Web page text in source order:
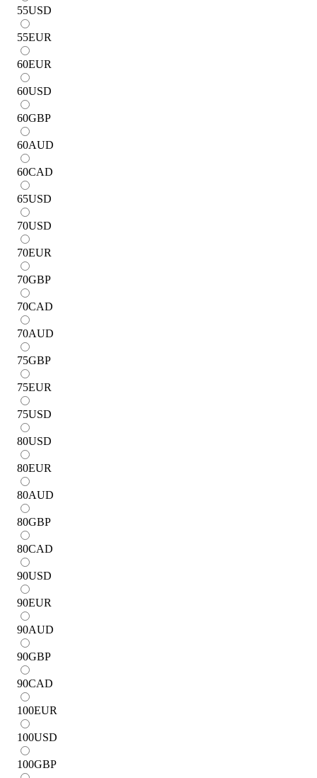
55USD
55EUR
60EUR
60USD
60GBP
60AUD
60CAD
65USD
70USD
70EUR
70GBP
70CAD
70AUD
75GBP
75EUR
75USD
80USD
80EUR
80AUD
80GBP
80CAD
90USD
90EUR
90AUD
90GBP
90CAD
100EUR
100USD
100GBP